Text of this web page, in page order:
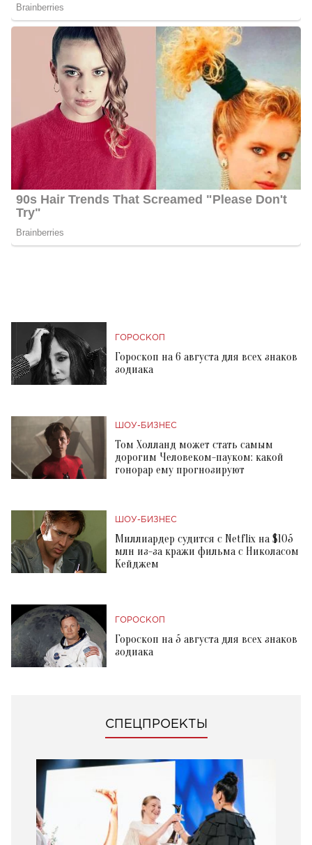
ГОРОСКОП
Гороскоп на 6 августа для всех знаков
зодиака
ШОУ-БИЗНЕС
Том Холланд может стать самым
дорогим Человеком-пауком: какой
гонорар ему прогнозируют
ШОУ-БИЗНЕС
Миллиардер судится с Netflix на $105
млн из-за кражи фильма с Николасом
Кейджем
ГОРОСКОП
Гороскоп на 5 августа для всех знаков
зодиака
СПЕЦПРОЕКТЫ